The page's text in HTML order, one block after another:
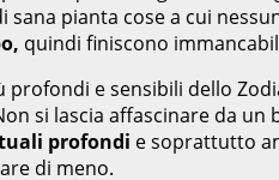
pianta cose a cui
quindi finiscono
profondi e sensibili dello
si lascia affascinare da
profondi e soprattutto
di meno.